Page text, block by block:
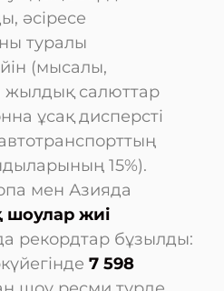
әсіресе
туралы
(мысалы,
жылдық салюттар
ұсақ дисперсті
15%).
мен Азияда
шоулар жиі
рекордтар бұзылды:
7 598